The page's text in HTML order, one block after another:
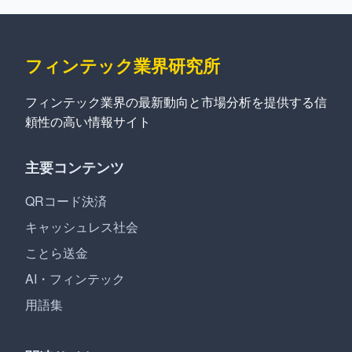
フィンテック業界研究所
フィンテック業界の最新動向と市場分析を提供する信
頼性の高い情報サイト
主要コンテンツ
QRコード決済
キャッシュレス社会
ことら送金
AI・フィンテック
用語集